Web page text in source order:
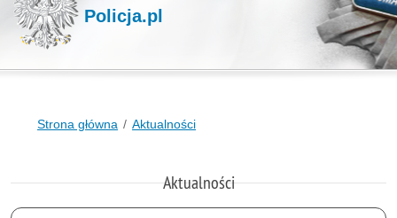
Policja.pl
Strona główna Aktualności
Aktualności